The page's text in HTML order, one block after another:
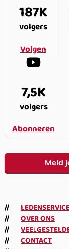
187K
volgers
Volgen
7,5K
volgers
Abonneren
Meld
LEDENSERVICE
OVER ONS
CONTACT